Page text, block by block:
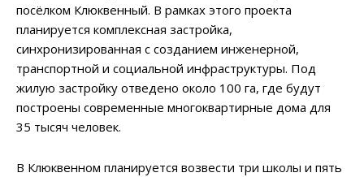
посёлком Клюквенный. В рамках этого проекта
планируется комплексная застройка,
синхронизированная с созданием инженерной,
транспортной и социальной инфраструктуры. Под
жилую застройку отведено около 100 га, где будут
построены современные многоквартирные дома для
35 тысяч человек.
В Клюквенном планируется возвести три школы и пять